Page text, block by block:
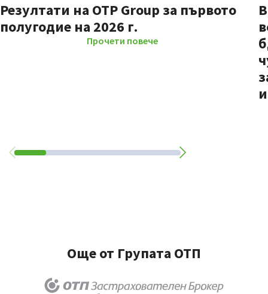
Резултати на OTP Group за първото
полугодие на 2026 г.
Прочети повече
Още от Групата ОТП